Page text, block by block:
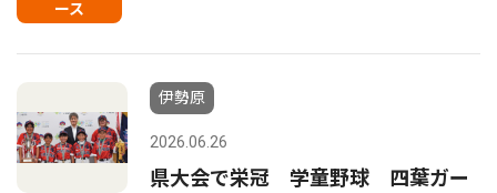
ース
伊勢原
2026.06.26
県大会で栄冠 学童野球 四葉ガー